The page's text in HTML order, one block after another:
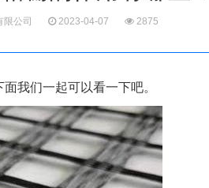
公司 2023-04-07 2875
我们一起可以看一下吧。